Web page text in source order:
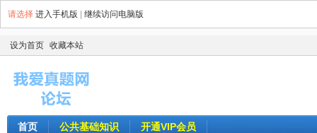
请选择 进入手机版 继续访问电脑版
设为首页 收藏本站
首页 公共基础知识 开通VIP会员